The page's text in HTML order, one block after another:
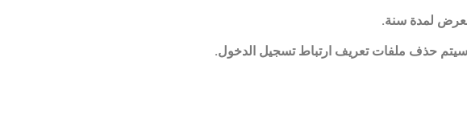
لمدة سنة.
حذف ملفات تعريف ارتباط تسجيل الدخول.